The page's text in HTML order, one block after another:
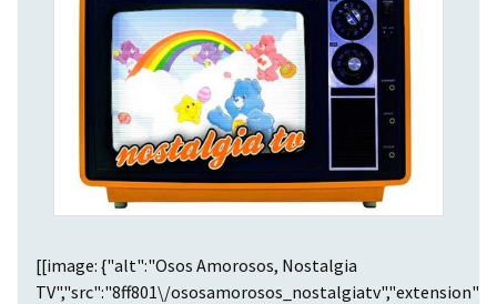
[[image: {"alt":"Osos Amorosos, Nostalgia
TV","src":"8ff801\/